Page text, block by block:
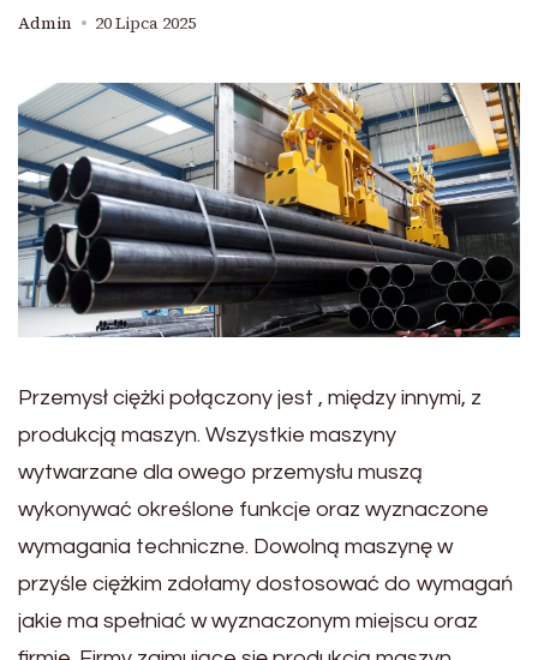
Admin 20 Lipca 2025
Przemysł ciężki połączony jest , między innymi, z
produkcją maszyn. Wszystkie maszyny
wytwarzane dla owego przemysłu muszą
wykonywać określone funkcje oraz wyznaczone
wymagania techniczne. Dowolną maszynę w
przyśle ciężkim zdołamy dostosować do wymagań
jakie ma spełniać w wyznaczonym miejscu oraz